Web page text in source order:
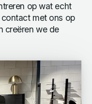
op wat echt
met ons op
creëren we de